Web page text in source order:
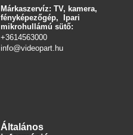
Márkaszervíz: TV, kamera,
fényképezőgép, Ipari
mikrohullámú sütő:
+3614563000
info@videopart.hu
Általános